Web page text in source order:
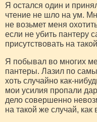
Я остался один и
чтение не шло на ум.
не возьмет меня
если не убить пантеру
присутствовать на
Я побывал во многих
пантеры. Лазил по
хоть случайно как-
мои усилия пропали
дело совершенно
на такой же случай,